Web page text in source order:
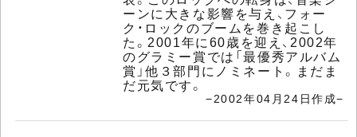
ーンに大きな影響を与え、フォー
ク・ロックのブームを巻き起こし
た。2001年に60歳を迎え、2002年
のグラミー賞では「最優秀アルバム
賞」他３部門にノミネート。まだま
だ元気です。
−2002年04月24日作成−